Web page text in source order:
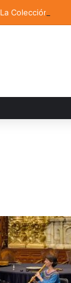
La Colección de